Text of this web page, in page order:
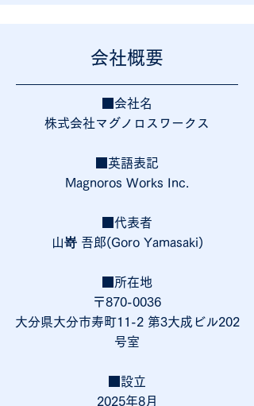
会社概要
■会社名
株式会社マグノロスワークス
■英語表記
Magnoros Works Inc.
​■代表者
山嵜 吾郎(Goro Yamasaki)
​■所在地
〒870-0036
大分県大分市寿町11-2 第3大成ビル202
号室
​■設立
2025年8月